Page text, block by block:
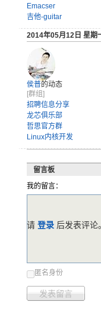
Emacser
吉他-guitar
2014年05月12日 星期
侯普的动态
[群组]
招聘信息分享
龙芯俱乐部
哲思官方群
Linux内核开发
留言板
我的留言：
匿名身份
发表留言
请 登录 后发表评论